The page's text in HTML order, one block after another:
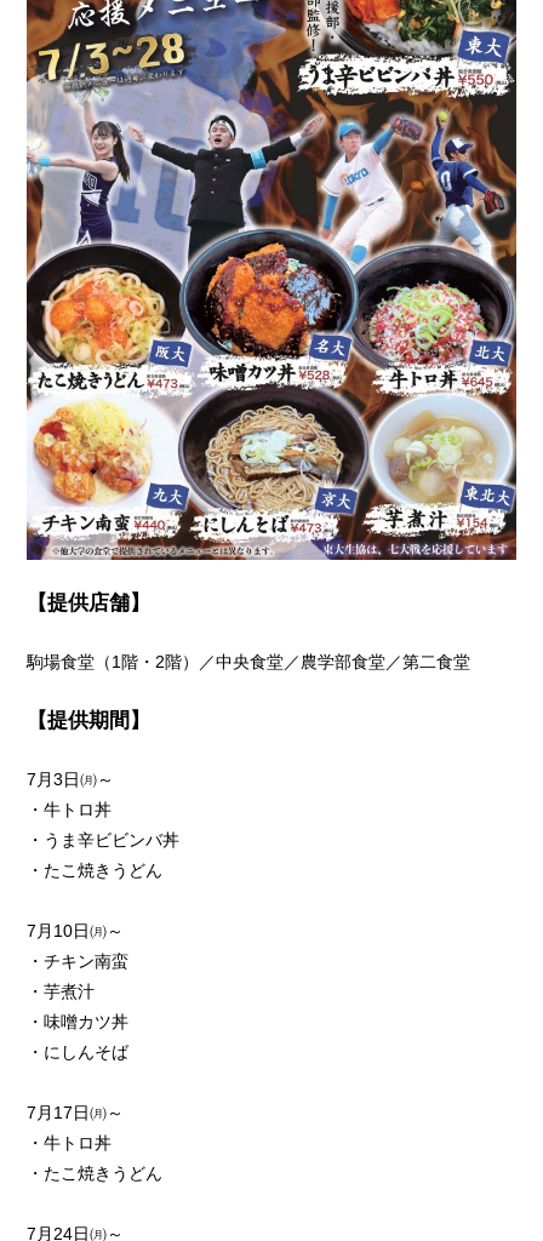
【提供店舗】
駒場食堂（1階・2階）／中央食堂／農学部食堂／第二食堂
【提供期間】
7月3日㈪～
・牛トロ丼
・うま辛ビビンバ丼
・たこ焼きうどん
7月10日㈪～
・チキン南蛮
・芋煮汁
・味噌カツ丼
・にしんそば
7月17日㈪～
・牛トロ丼
・たこ焼きうどん
7月24日㈪～